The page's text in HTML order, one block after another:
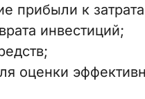
прибыли к
инвестиций;
оценки